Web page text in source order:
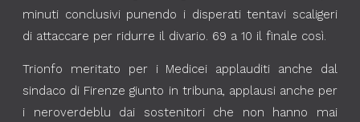
minuti conclusivi punendo i disperati tentavi scaligeri
di attaccare per ridurre il divario. 69 a 10 il finale così.
Trionfo meritato per i Medicei applauditi anche dal
sindaco di Firenze giunto in tribuna, applausi anche per
i neroverdeblu dai sostenitori che non hanno mai